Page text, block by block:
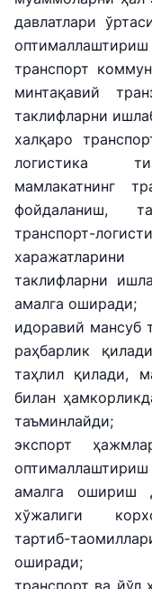
давлатлари
транспорт
минтақавий
таклифларни
халқаро
логистика
мамлакатнинг
фойдаланиш,
транспорт-
таклифларни
амалга оширади;
идоравий мансуб
раҳбарлик
таҳлил қилади,
билан
таъминлайди;
экспорт
амалга ошириш
хўжалиги
тартиб-
оширади;